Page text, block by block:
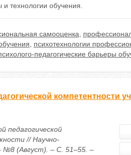
технологии обучения.
самооценка
психотехнологии
педагогические барьеры
компетентности
педагогической
// Научно-
№8 (Август). – С. 51–55. –